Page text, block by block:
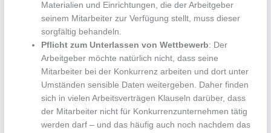
Materialien und Einrichtungen, die der Arbeitgeber
seinem Mitarbeiter zur Verfügung stellt, muss dieser
sorgfältig behandeln.
Pflicht zum Unterlassen von Wettbewerb: Der
Arbeitgeber möchte natürlich nicht, dass seine
Mitarbeiter bei der Konkurrenz arbeiten und dort unter
Umständen sensible Daten weitergeben. Daher finden
sich in vielen Arbeitsverträgen Klauseln darüber, dass
der Mitarbeiter nicht für Konkurrenzunternehmen tätig
werden darf – und das häufig auch noch nachdem das